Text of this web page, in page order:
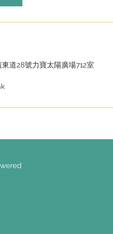
道28號力寶太陽廣場712室